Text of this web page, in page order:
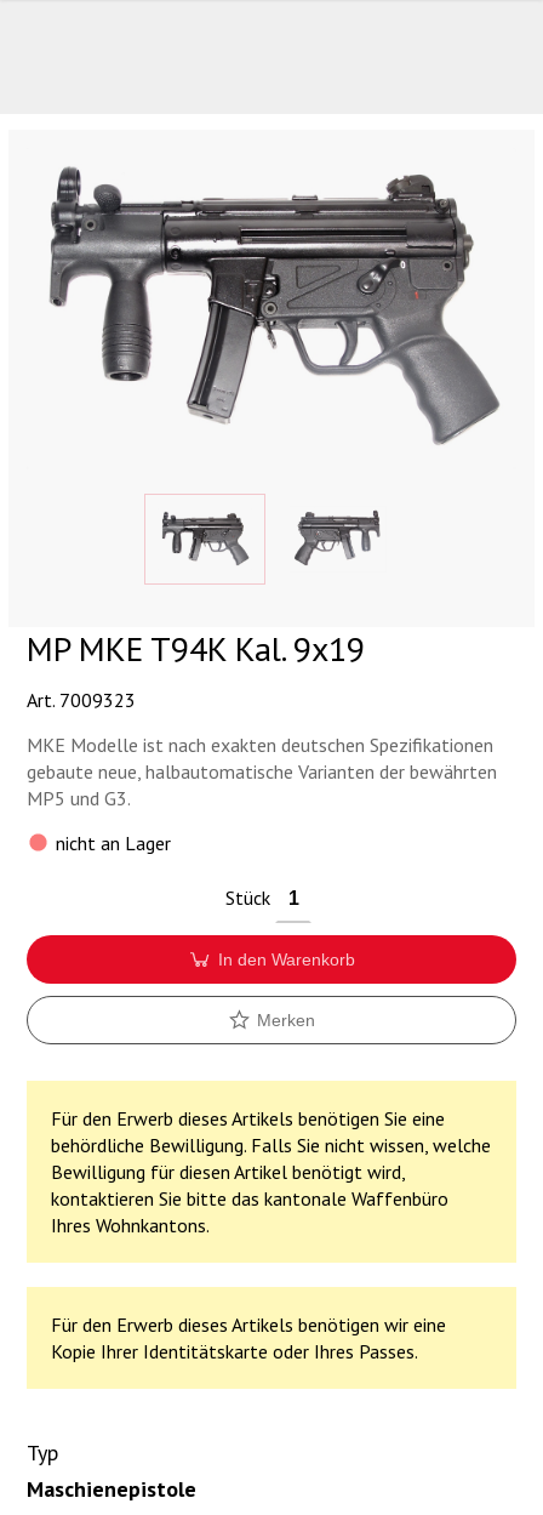
MP MKE T94K Kal. 9x19
Art. 7009323
MKE Modelle ist nach exakten deutschen Spezifikationen
gebaute neue, halbautomatische Varianten der bewährten
MP5 und G3.
nicht an Lager
Stück
In den Warenkorb
Merken
Für den Erwerb dieses Artikels benötigen Sie eine
behördliche Bewilligung. Falls Sie nicht wissen, welche
Bewilligung für diesen Artikel benötigt wird,
kontaktieren Sie bitte das kantonale Waffenbüro
Ihres Wohnkantons.
Für den Erwerb dieses Artikels benötigen wir eine
Kopie Ihrer Identitätskarte oder Ihres Passes.
Typ
Maschienepistole
UNSERE TOP-MARKEN
UNSERE TOP-KATEGORIEN